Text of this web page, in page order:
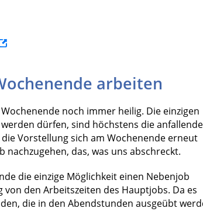
arbeiten
noch immer heilig. Die einzigen
dürfen, sind höchstens die
Vorstellung sich am Wochenende erneut
das, was uns abschreckt.
die einzige Möglichkeit einen Nebenjob
den Arbeitszeiten des Hauptjobs. Da es
die in den Abendstunden ausgeübt
Heimarbeit ohne PC: Die besten